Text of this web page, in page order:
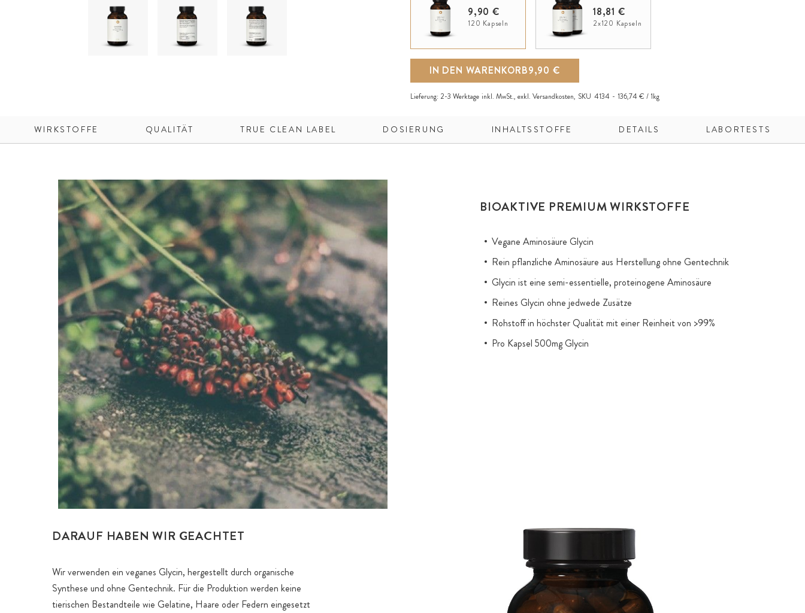
9,90 €
120 Kapseln
18,81 €
2x120 Kapseln
IN DEN WARENKORB9,90 €
Lieferung: 2-3 Werktage inkl. MwSt., exkl. Versandkosten, SKU 4134 136,74 € / 1kg
WIRKSTOFFE QUALITÄT TRUE CLEAN LABEL DOSIERUNG INHALTSSTOFFE DETAILS LABORTESTS
BIOAKTIVE PREMIUM WIRKSTOFFE
Vegane Aminosäure Glycin
Rein pflanzliche Aminosäure aus Herstellung ohne Gentechnik
Glycin ist eine semi-essentielle, proteinogene Aminosäure
Reines Glycin ohne jedwede Zusätze
Rohstoff in höchster Qualität mit einer Reinheit von >99%
Pro Kapsel 500mg Glycin
DARAUF HABEN WIR GEACHTET
Wir verwenden ein veganes Glycin, hergestellt durch organische
Synthese und ohne Gentechnik. Für die Produktion werden keine
tierischen Bestandteile wie Gelatine, Haare oder Federn eingesetzt